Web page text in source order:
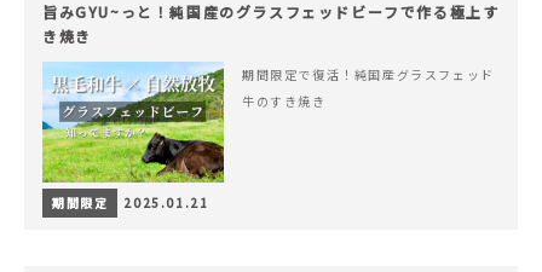
旨みGYU~っと！純国産のグラスフェッドビーフで作る極上す
き焼き
期間限定で復活！純国産グラスフェッド
牛のすき焼き
期間限定 2025.01.21